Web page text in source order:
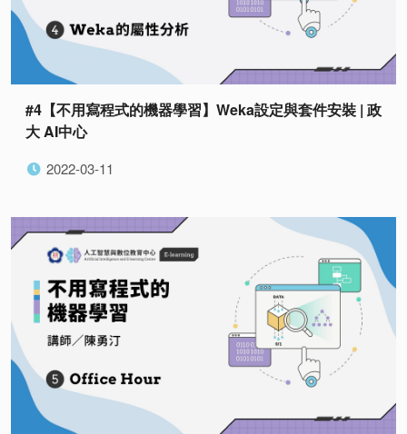
#4【不用寫程式的機器學習】Weka設定與套件安裝 | 政
大 AI中心
2022-03-11